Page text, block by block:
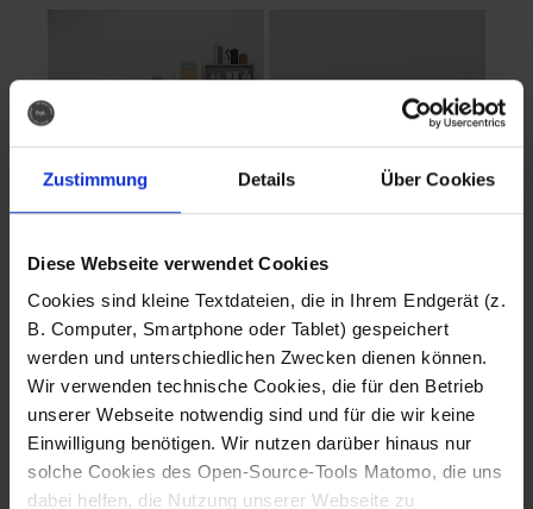
Zustimmung Details Über Cookies
Diese Webseite verwendet Cookies
Cookies sind kleine Textdateien, die in Ihrem Endgerät (z.
B. Computer, Smartphone oder Tablet) gespeichert
werden und unterschiedlichen Zwecken dienen können.
Wir verwenden technische Cookies, die für den Betrieb
unserer Webseite notwendig sind und für die wir keine
Einwilligung benötigen. Wir nutzen darüber hinaus nur
solche Cookies des Open-Source-Tools Matomo, die uns
dabei helfen, die Nutzung unserer Webseite zu
Fotografo: Lorenz
Sternbach
Download
Fotografo: Lorenz
Sternbach
Download